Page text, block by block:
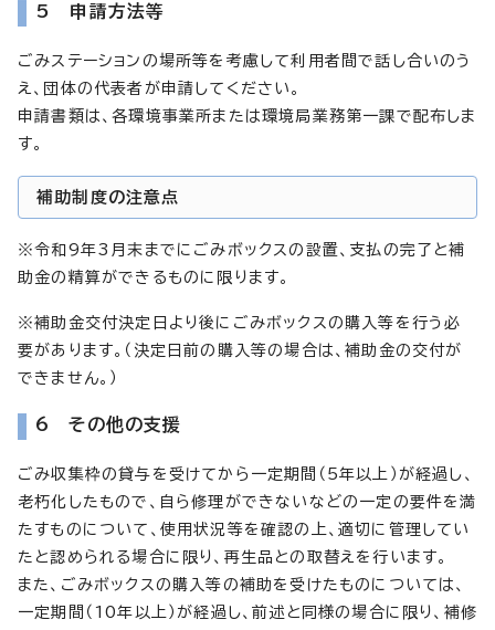
5 申請方法等
ごみステーションの場所等を考慮して利用者間で話し合いのう
え、団体の代表者が申請してください。
申請書類は、各環境事業所または環境局業務第一課で配布しま
す。
補助制度の注意点
※令和9年3月末までにごみボックスの設置、支払の完了と補
助金の精算ができるものに限ります。
※補助金交付決定日より後にごみボックスの購入等を行う必
要があります。（決定日前の購入等の場合は、補助金の交付が
できません。）
6 その他の支援
ごみ収集枠の貸与を受けてから一定期間（5年以上）が経過し、
老朽化したもので、自ら修理ができないなどの一定の要件を満
たすものについて、使用状況等を確認の上、適切に管理してい
たと認められる場合に限り、再生品との取替えを行います。
また、ごみボックスの購入等の補助を受けたものについては、
一定期間（10年以上）が経過し、前述と同様の場合に限り、補修